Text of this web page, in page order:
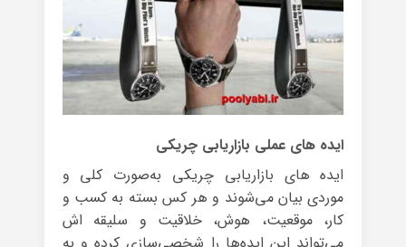
ایده های عملی بازاریابی چریکی
ایده‌ های بازاریابی چریکی به‌صورت کلی و
موردی بیان می‌شوند و هر کس بسته به کسب و
کار، موقعیت، هوش، خلاقیت و سلیقه اش